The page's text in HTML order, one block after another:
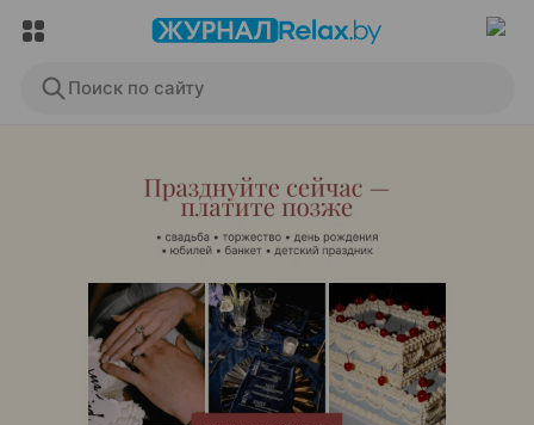
Поиск по сайту
ЭФФЕКТИВНАЯ РЕКЛАМА НА САЙТЕ